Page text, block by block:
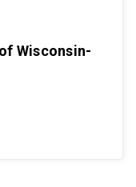
Wisconsin-